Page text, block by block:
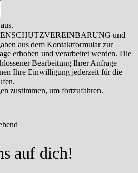
und
aus dem Kontaktformular zur
erhoben und verarbeitet werden. Die
Bearbeitung Ihrer Anfrage
Ihre Einwilligung jederzeit für die
zustimmen, um fortzufahren.
auf dich!